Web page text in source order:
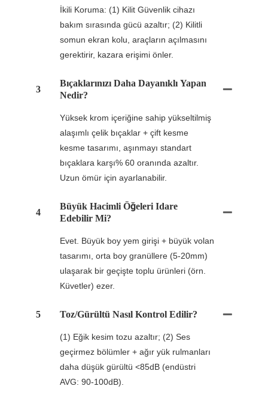
İkili Koruma: (1) Kilit Güvenlik cihazı
bakım sırasında gücü azaltır; (2) Kilitli
somun ekran kolu, araçların açılmasını
gerektirir, kazara erişimi önler.
3
Bıçaklarınızı Daha Dayanıklı Yapan
Nedir?
Yüksek krom içeriğine sahip yükseltilmiş
alaşımlı çelik bıçaklar + çift kesme
kesme tasarımı, aşınmayı standart
bıçaklara karşı% 60 oranında azaltır.
Uzun ömür için ayarlanabilir.
4
Büyük Hacimli Öğeleri Idare
Edebilir Mi?
Evet. Büyük boy yem girişi + büyük volan
tasarımı, orta boy granüllere (5-20mm)
ulaşarak bir geçişte toplu ürünleri (örn.
Küvetler) ezer.
5 Toz/gürültü Nasıl Kontrol Edilir?
(1) Eğik kesim tozu azaltır; (2) Ses
geçirmez bölümler + ağır yük rulmanları
daha düşük gürültü <85dB (endüstri
AVG: 90-100dB).